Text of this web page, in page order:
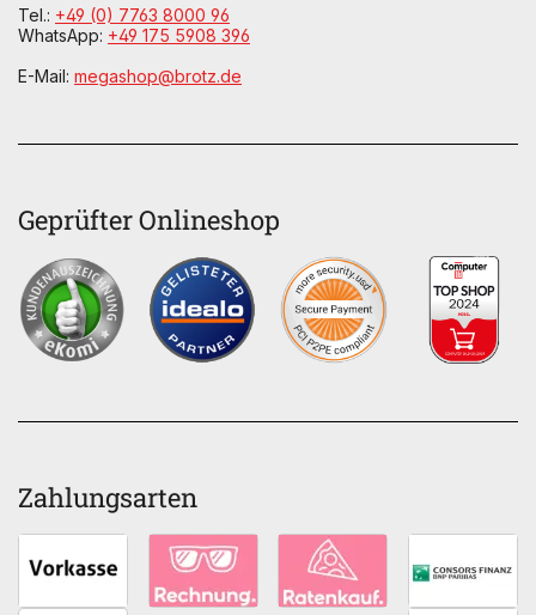
Tel.: +49 (0) 7763 8000 96
WhatsApp: +49 175 5908 396
E-Mail: megashop@brotz.de
Geprüfter Onlineshop
Zahlungsarten